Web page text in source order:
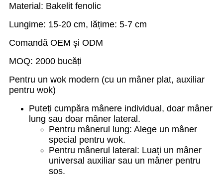
Material: Bakelit fenolic
Lungime: 15-20 cm, lățime: 5-7 cm
Comandă OEM și ODM
MOQ: 2000 bucăți
Pentru un wok modern (cu un mâner plat, auxiliar
pentru wok)
Puteți cumpăra mânere individual, doar mâner
lung sau doar mâner lateral.
Pentru mânerul lung: Alege un mâner
special pentru wok.
Pentru mânerul lateral: Luați un mâner
universal auxiliar sau un mâner pentru
sos.